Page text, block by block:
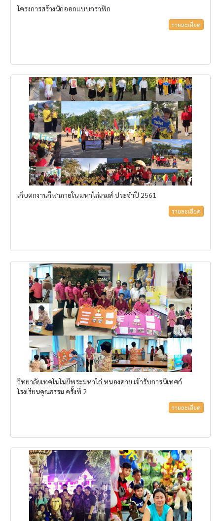
โครงการสร้างนักออกแบบกราฟิก
รายละเอียด
เก็บตกงานกีฬาภายใน มหาไถ่เกมส์ ประจำปี 2561
รายละเอียด
วิทยาลัยเทคโนโนยีพระมหาไถ่ หนองคาย เข้ารับการนิเทศก์
โรงเรียนคุณธรรม ครั้งที่ 2
รายละเอียด